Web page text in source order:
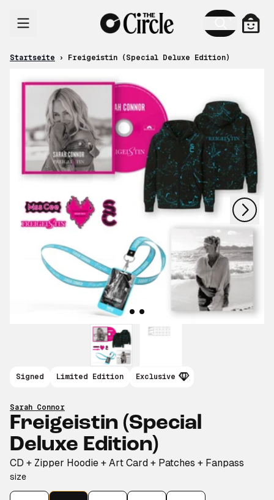
Startseite › Freigeistin (Special Deluxe Edition)
vorheriges
nächstes
Sarah Connor
Freigeistin (Special
Deluxe Edition)
CD + Zipper Hoodie + Art Card + Patches + Fanpass
size
Signed Limited Edition Exclusive